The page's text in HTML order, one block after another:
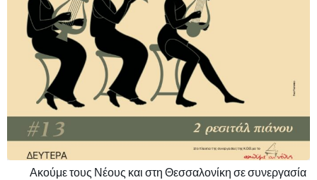
Ακούμε τους Νέους και στη Θεσσαλονίκη σε συνεργασία